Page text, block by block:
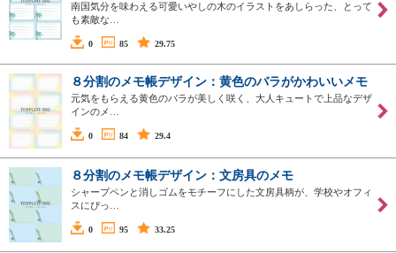
南国気分を味わえる可愛いやしの木のイラストをあしらった、とって
も素敵な…
0 85 29.75
８分割のメモ帳デザイン：黄色のバラがかわいいメモ
元気をもらえる黄色のバラが美しく咲く、大人キュートで上品なデザ
インのメ…
0 84 29.4
８分割のメモ帳デザイン：文房具のメモ
シャープペンと消しゴムをモチーフにした文房具柄が、学校やオフィ
スにぴっ…
0 95 33.25